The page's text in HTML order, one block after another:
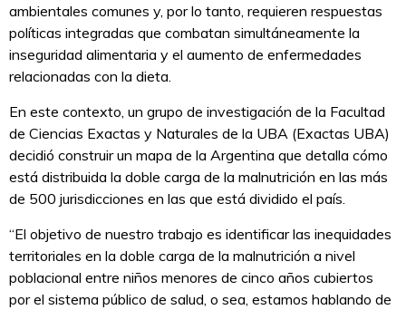
ambientales comunes y, por lo tanto, requieren respuestas
políticas integradas que combatan simultáneamente la
inseguridad alimentaria y el aumento de enfermedades
relacionadas con la dieta.
En este contexto, un grupo de investigación de la Facultad
de Ciencias Exactas y Naturales de la UBA (Exactas UBA)
decidió construir un mapa de la Argentina que detalla cómo
está distribuida la doble carga de la malnutrición en las más
de 500 jurisdicciones en las que está dividido el país.
“El objetivo de nuestro trabajo es identificar las inequidades
territoriales en la doble carga de la malnutrición a nivel
poblacional entre niños menores de cinco años cubiertos
por el sistema público de salud, o sea, estamos hablando de